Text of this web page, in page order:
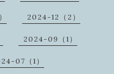
2024-12（2）
2024-09（1）
07（1）